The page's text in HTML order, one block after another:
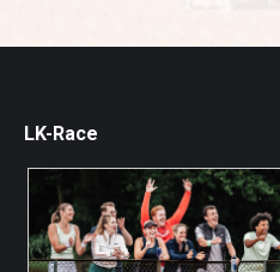
LK-Race